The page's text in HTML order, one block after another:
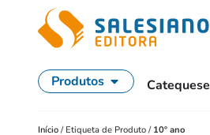
Produtos Catequese
Início / Etiqueta de Produto / 10º ano